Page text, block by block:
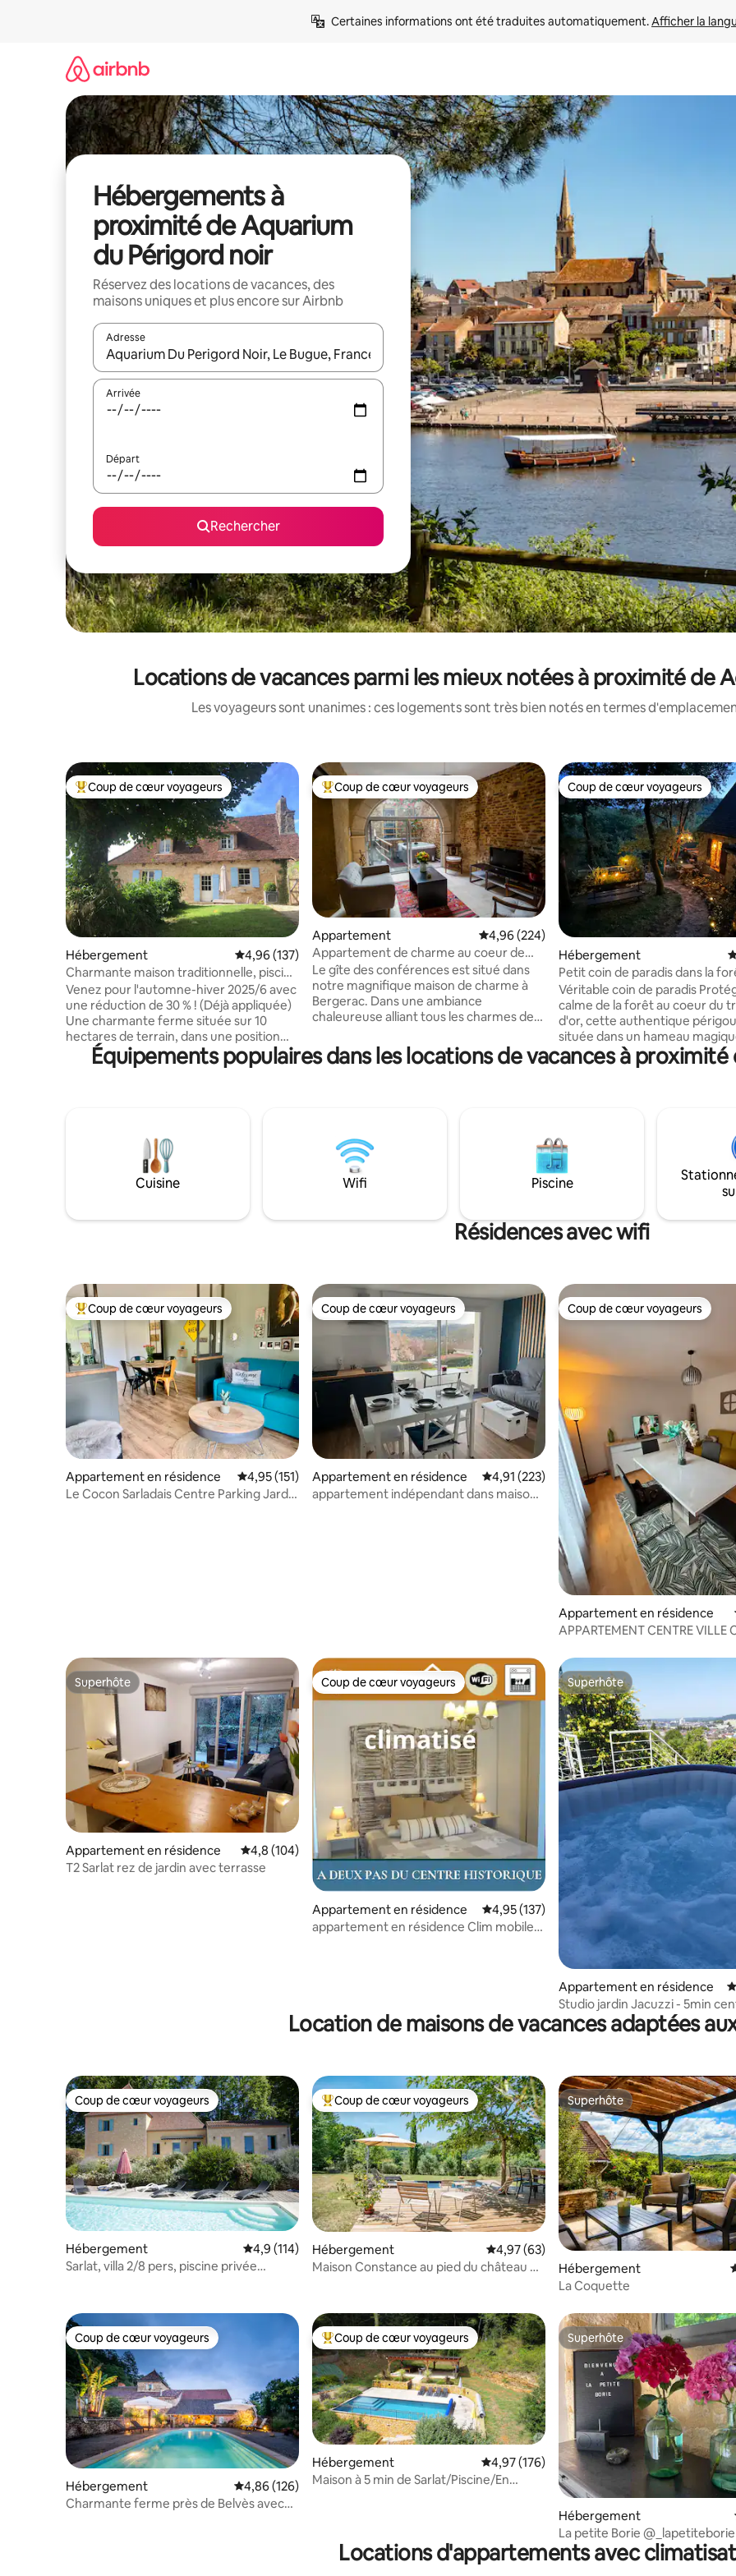
Certaines informations ont été traduites automatiquement. Afficher la
Hébergements à
proximité de Aquarium
du Périgord noir
Réservez des locations de vacances, des
maisons uniques et plus encore sur Airbnb
Adresse
Lorsque les résultats s'affichent, utilisez les flèches vers le haut et vers le bas pour les parcourir ou en appuyant et en
Arrivée
Départ
Rechercher
Locations de vacances parmi les mieux notées à proximité de
Les voyageurs sont unanimes : ces logements sont très bien notés en termes
Coups de cœur voyageurs les plus appréciés
Coup de cœur voyageurs
Hébergement Évaluation moyenne sur la base de 137 commentaires : 4,96 sur 5
4,96 (137)
Charmante maison traditionnelle, piscine
de luxe partagée
Venez pour l'automne-hiver 2025/6 avec
une réduction de 30 % ! (Déjà appliquée)
Une charmante ferme située sur 10
hectares de terrain, dans une position
enviable avec une vue exceptionnelle. À
savourer à tout moment de l'année.
châtaignes dans la cheminée en
automne ou détendez-vous à côté de
l'arbre de Noël avec une famille en hiver.
Saint-Robert, l'un des « Plus Beaux
minutes ou à 20 minutes à pied.
Coups de cœur voyageurs les plus appréciés
Coup de cœur voyageurs
Appartement Évaluation moyenne sur la base de 224
4,96 (224)
Appartement de charme au coeur de
Bergerac
Le gîte des conférences est situé dans
notre magnifique maison de charme à
Bergerac. Dans une ambiance
chaleureuse alliant tous les charmes des
équipements les plus modernes, vous
pourrez profiter des 80m² de cet
appartement en rez-de-chaussée
servant autrefois au stockage des
meilleurs vins du Bergeracois.
Coup de cœur voyageurs
Coup de cœur voyageurs
Hébergement
Petit coin de paradis dans la
Véritable coin de paradis Protégée par le
calme de la forêt au coeur du
d'or, cette authentique
située dans un hameau
de Sarlat. Rare et atypique,
est mon trésor ! ⚠️2 chats
(oiseaux, mulots) … À 2km du
somptueux château de Beynac.
svp à emmener vos draps,
couette et taies d’oreiller, lit160
Équipements populaires dans les locations de vacances à
Cuisine Wifi Piscine
Résidences avec wifi
Coups de cœur voyageurs les plus appréciés
Coup de cœur voyageurs
Appartement en résidence Évaluation moyenne sur la base de 151 commentaires : 4,95 sur 5
4,95 (151)
Le Cocon Sarladais Centre Parking Jardin
Coup de cœur voyageurs
Coup de cœur voyageurs
Appartement en résidence Évaluation moyenne sur la base de 223
4,91 (223)
appartement indépendant dans maison
Coup de cœur voyageurs
Coup de cœur voyageurs
Appartement en résidence
APPARTEMENT CENTRE VILLE
Superhôte
Superhôte
Appartement en résidence Évaluation moyenne sur la base de 104 commentaires : 4,8 sur 5
4,8 (104)
T2 Sarlat rez de jardin avec terrasse
Coup de cœur voyageurs
Coup de cœur voyageurs
Appartement en résidence Évaluation moyenne sur la base de 137
4,95 (137)
appartement en résidence Clim mobile
Superhôte
Superhôte
Appartement en résidence
Studio jardin Jacuzzi - 5min
Brive
Location de maisons de vacances adaptées
Coup de cœur voyageurs
Coup de cœur voyageurs
Hébergement Évaluation moyenne sur la base de 114 commentaires : 4,9 sur 5
4,9 (114)
Sarlat, villa 2/8 pers, piscine privée
Coups de cœur voyageurs les plus appréciés
Coup de cœur voyageurs
Hébergement Évaluation moyenne sur la base de 63
4,97 (63)
Maison Constance au pied du château de
Superhôte
Superhôte
Hébergement
La Coquette
Coup de cœur voyageurs
Coup de cœur voyageurs
Hébergement Évaluation moyenne sur la base de 126 commentaires : 4,86 sur 5
4,86 (126)
Charmante ferme près de Belvès avec
Coups de cœur voyageurs les plus appréciés
Coup de cœur voyageurs
Hébergement Évaluation moyenne sur la base de 176
4,97 (176)
Maison à 5 min de Sarlat/Piscine/En
Superhôte
Superhôte
Hébergement
La petite Borie @_lapetiteborie
Locations d'appartements avec